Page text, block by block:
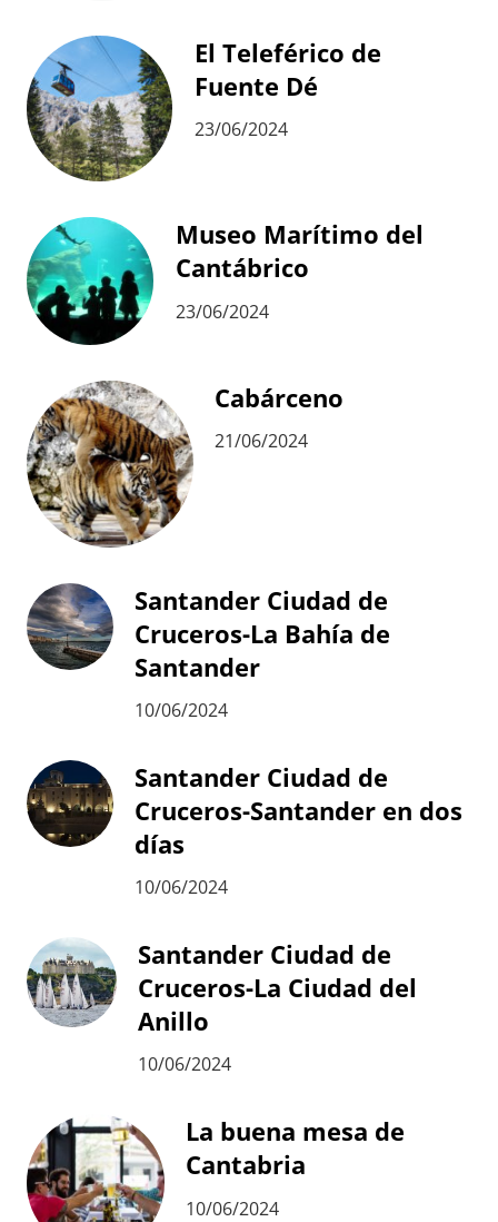
El Teleférico de
Fuente Dé
23/06/2024
Museo Marítimo del
Cantábrico
23/06/2024
Cabárceno
21/06/2024
Santander Ciudad de
Cruceros-La Bahía de
Santander
10/06/2024
Santander Ciudad de
Cruceros-Santander en dos
días
10/06/2024
Santander Ciudad de
Cruceros-La Ciudad del
Anillo
10/06/2024
La buena mesa de
Cantabria
10/06/2024